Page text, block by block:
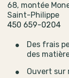
68, montée
Saint-Philippe
450 659-0204
Des frais
des
Ouvert sur